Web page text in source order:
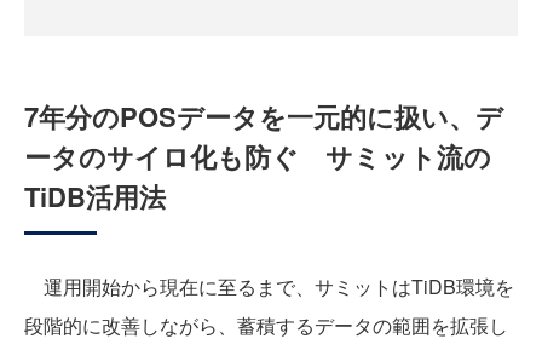
7年分のPOSデータを一元的に扱い、デ
ータのサイロ化も防ぐ サミット流の
TiDB活用法
運用開始から現在に至るまで、サミットはTiDB環境を
段階的に改善しながら、蓄積するデータの範囲を拡張し